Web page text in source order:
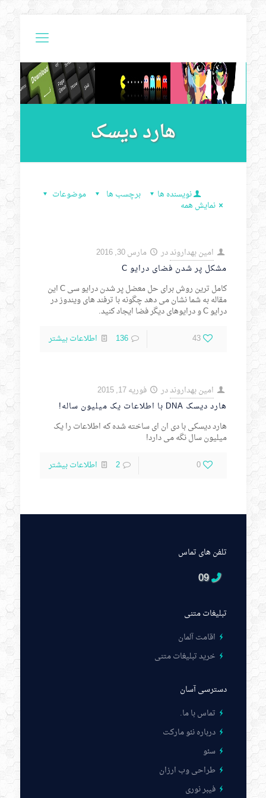
هارد دیسک
موضوعات برچسب ها نویسنده ها
نمایش همه
امین بهدارونددر
مارس 30, 2016
مشکل پر شدن فضای درایو C
کامل ترین روش برای حل معضل پر شدن درایو سی C این
مقاله به شما نشان می دهد چگونه با ترفند های ویندوز در
درایو C و درایوهای دیگر فضا ایجاد کنید.
43
136 اطلاعات بیشتر
امین بهدارونددر
فوریه 17, 2015
هارد دیسک DNA با اطلاعات یک میلیون ساله!
هارد دیسکی با دی ان ای ساخته شده که اطلاعات را یک
میلیون سال نگه می دارد!
0
2 اطلاعات بیشتر
تلفن های تماس
09
تبلیغات متنی
اقامت آلمان
خرید تبلیغات متنی
دسترسی آسان
تماس با ما.
درباره نئو مارکت
سئو
طراحی وب ارزان
فیبر نوری